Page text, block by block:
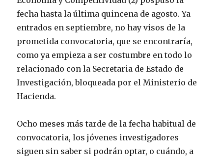
fecha hasta la última quincena de agosto. Ya
entrados en septiembre, no hay visos de la
prometida convocatoria, que se encontraría,
como ya empieza a ser costumbre en todo lo
relacionado con la Secretaria de Estado de
Investigación, bloqueada por el Ministerio de
Hacienda.
Ocho meses más tarde de la fecha habitual de
convocatoria, los jóvenes investigadores
siguen sin saber si podrán optar, o cuándo, a